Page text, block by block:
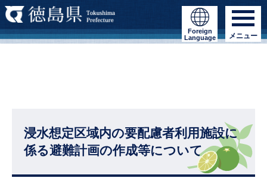
Foreign
Language
メニュー
浸水想定区域内の要配慮者利用施設に
係る避難計画の作成等について